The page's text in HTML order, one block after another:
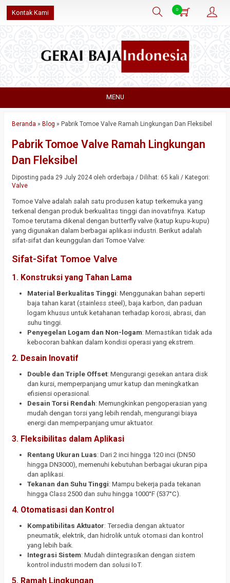
Kontak Kami 0
MENU
Beranda » Blog » Pabrik Tomoe Valve Ramah Lingkungan Dan Fleksibel
Pabrik Tomoe Valve Ramah Lingkungan
Dan Fleksibel
Diposting pada 29 July 2024 oleh orderbaja / Dilihat: 65 kali / Kategori:
Valve
Tomoe Valve adalah salah satu produsen katup terkemuka yang
terkenal dengan produk berkualitas tinggi dan inovatifnya. Katup
Tomoe terutama dikenal dengan butterfly valve (katup kupu-kupu)
yang digunakan dalam berbagai aplikasi industri. Berikut adalah
sifat-sifat dan keunggulan dari Tomoe Valve:
Sifat-Sifat Tomoe Valve
1. Konstruksi yang Tahan Lama
Material Berkualitas Tinggi: Menggunakan bahan seperti
baja tahan karat (stainless steel), baja karbon, dan paduan
logam khusus untuk ketahanan terhadap korosi, abrasi, dan
suhu tinggi.
Penyegelan Logam dan Non-logam: Memastikan tidak ada
kebocoran bahkan dalam kondisi operasi yang ekstrem.
2. Desain Inovatif
Double dan Triple Offset: Mengurangi gesekan antara disk
dan kursi, memperpanjang umur katup dan meningkatkan
efisiensi operasional.
Desain Torsi Rendah: Memungkinkan pengoperasian yang
mudah dengan torsi yang lebih rendah, mengurangi biaya
energi dan memperpanjang umur aktuator.
3. Fleksibilitas dalam Aplikasi
Rentang Ukuran Luas: Dari 2 inci hingga 120 inci (DN50
hingga DN3000), memenuhi kebutuhan berbagai ukuran pipa
dan aplikasi.
Tekanan dan Suhu Tinggi: Mampu bekerja pada tekanan
hingga Class 2500 dan suhu hingga 1000°F (537°C).
4. Otomatisasi dan Kontrol
Kompatibilitas Aktuator: Tersedia dengan aktuator
pneumatik, elektrik, dan hidrolik untuk otomasi dan kontrol
yang lebih baik.
Integrasi Sistem: Mudah diintegrasikan dengan sistem
kontrol industri modern dan solusi IoT.
5. Ramah Lingkungan